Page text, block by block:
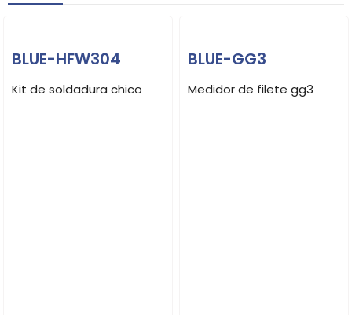
BLUE-HFW304
Kit de soldadura chico
BLUE-GG3
Medidor de filete gg3